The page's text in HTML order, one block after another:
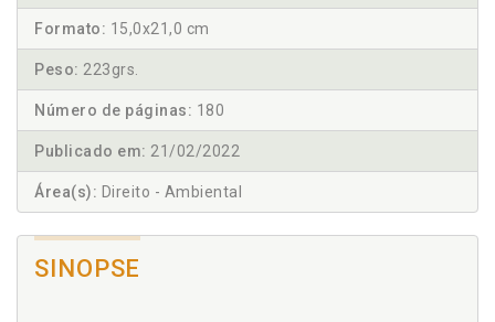
Formato: 15,0x21,0 cm
Peso: 223grs.
Número de páginas: 180
Publicado em: 21/02/2022
Área(s): Direito - Ambiental
SINOPSE